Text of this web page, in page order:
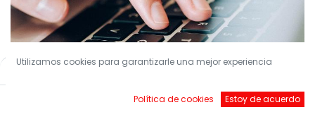
Filters Default
¡Conviértete en nuestro Socio!
Utilizamos cookies para garantizarle una mejor experiencia
Política de cookies Estoy de acuerdo